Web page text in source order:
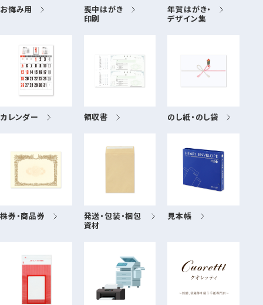
お悔み用
喪中はがき
印刷
年賀はがき・
デザイン集
カレンダー 領収書 のし紙・のし袋
株券・商品券
発送・包装・梱包
資材
見本帳